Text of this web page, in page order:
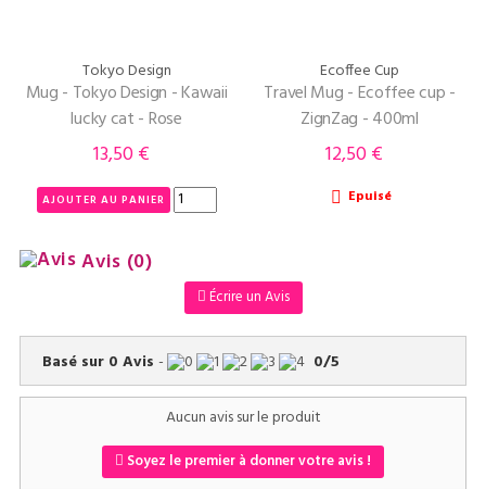
Tokyo Design
Mug - Tokyo Design - Kawaii
lucky cat - Rose
Prix
13,50 €
AJOUTER AU PANIER
Ecoffee Cup
Travel Mug - Ecoffee cup -
ZignZag - 400ml
Prix
12,50 €
 Epuisé
Avis (0)
Écrire un Avis
Basé sur 0 Avis - 0/5
Aucun avis sur le produit
Soyez le premier à donner votre avis !